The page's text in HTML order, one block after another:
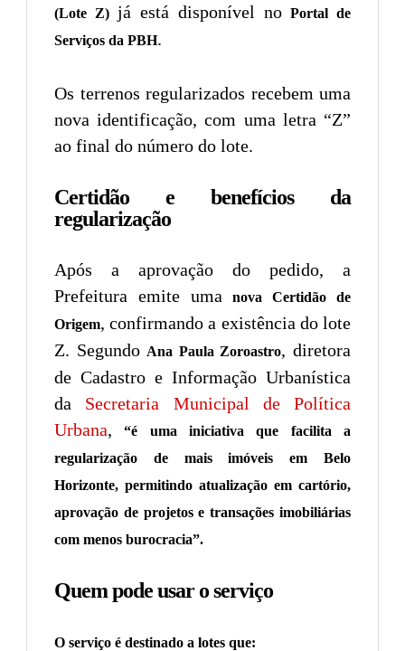
(Lote Z)já está disponível noPortal de
Serviços da PBH.
Os terrenos regularizados recebem uma
nova identificação, com uma letra “Z”
ao final do número do lote.
Certidão e benefícios da
regularização
Após a aprovação do pedido, a
Prefeitura emite umanova Certidão de
Origem, confirmando a existência do lote
Z. Segundo Ana Paula Zoroastro, diretora
de Cadastro e Informação Urbanística
da Secretaria Municipal de Política
Urbana, “é uma iniciativa que facilita a
regularização de mais imóveis em Belo
Horizonte, permitindo atualização em cartório,
aprovação de projetos e transações imobiliárias
com menos burocracia”.
Quem pode usar o serviço
O serviço é destinado a lotes que: